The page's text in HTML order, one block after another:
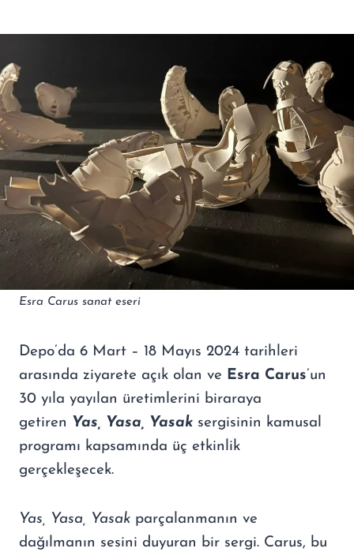
Esra Carus sanat eseri
Depo’da 6 Mart – 18 Mayıs 2024 tarihleri
arasında ziyarete açık olan ve Esra Carus’un
30 yıla yayılan üretimlerini biraraya
getiren Yas, Yasa, Yasak sergisinin kamusal
programı kapsamında üç etkinlik
gerçekleşecek.
Yas, Yasa, Yasak parçalanmanın ve
dağılmanın sesini duyuran bir sergi. Carus, bu